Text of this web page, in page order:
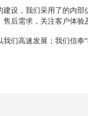
设，我们采用了的内
后需求，关注客户体
们高速发展；我们信